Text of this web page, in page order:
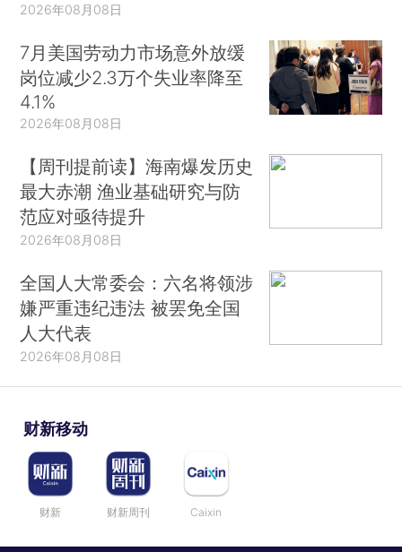
2026年08月08日
7月美国劳动力市场意外放缓
岗位减少2.3万个失业率降至
4.1%
2026年08月08日
【周刊提前读】海南爆发历史
最大赤潮 渔业基础研究与防
范应对亟待提升
2026年08月08日
全国人大常委会：六名将领涉
嫌严重违纪违法 被罢免全国
人大代表
2026年08月08日
财新移动
财新 财新周刊 Caixin